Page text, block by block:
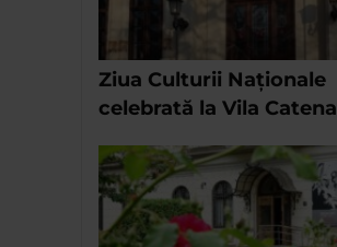
Ziua Culturii Naționale
celebrată la Vila Catena